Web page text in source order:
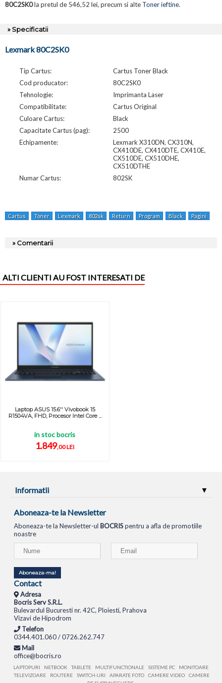
80C2SK0la pretul de 546,52 lei, precum si alte Toner ieftine.
» Specificatii
Lexmark 80C2SK0
Tip Cartus:
Cartus Toner Black
Cod producator:
80C2SK0
Tehnologie:
Imprimanta Laser
Compatibilitate:
Cartus Original
Culoare Cartus:
Black
Capacitate Cartus (pag):
2500
Echipamente:
Lexmark X310DN, CX310N,
CX410DE, CX410DTE, CX410E,
CX510DE, CX510DHE,
CX510DTHE
Numar Cartus:
802SK
Cartus Toner Lexmark 802sk Return Program Black Pagini
» Comentarii
ALTI CLIENTI AU FOST INTERESATI DE
Laptop ASUS 15.6'' Vivobook 15
R1504VA, FHD, Procesor Intel Core ...
in stoc bocris
1.849,00 LEI
Informatii
Aboneaza-te la Newsletter
Aboneaza-te la Newsletter-ul BOCRISpentru a afla de promotiile
noastre
Aboneaza-ma!
Contact
Adresa
Bocris Serv S.R.L.
Bulevardul Bucuresti nr. 42C, Ploiesti, Prahova
Vizavi de Hipodrom
Telefon
0344.401.060 / 0726.262.747
Mail
office@bocris.ro
LAPTOPURI NETBOOK TABLETE MULTIFUNCTIONALE SISTEME PC
MONITOARE
TELEVIZOARE
ROUTERE SWITCH-URI APARATE FOTO CAMERE VIDEO
CAMERE